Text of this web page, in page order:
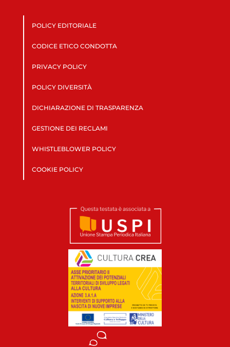
POLICY EDITORIALE
CODICE ETICO CONDOTTA
PRIVACY POLICY
POLICY DIVERSITÀ
DICHIARAZIONE DI TRASPARENZA
GESTIONE DEI RECLAMI
WHISTLEBLOWER POLICY
COOKIE POLICY